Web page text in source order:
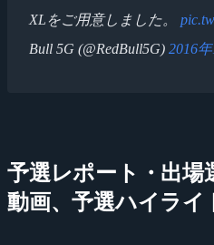
XLをご用意しました。
Bull 5G (@RedBull5G) 2016
予選レポート・出場
動画、予選ハイライ